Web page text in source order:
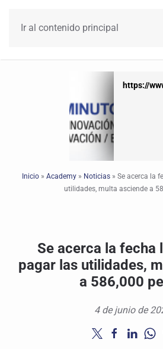
Ir al contenido principal
https://
https://
Inicio » Academy » Noticias » Se acerca la
utilidades, multa asciende a
Se acerca la fecha
pagar las utilidades,
a 586,000
4 de junio de